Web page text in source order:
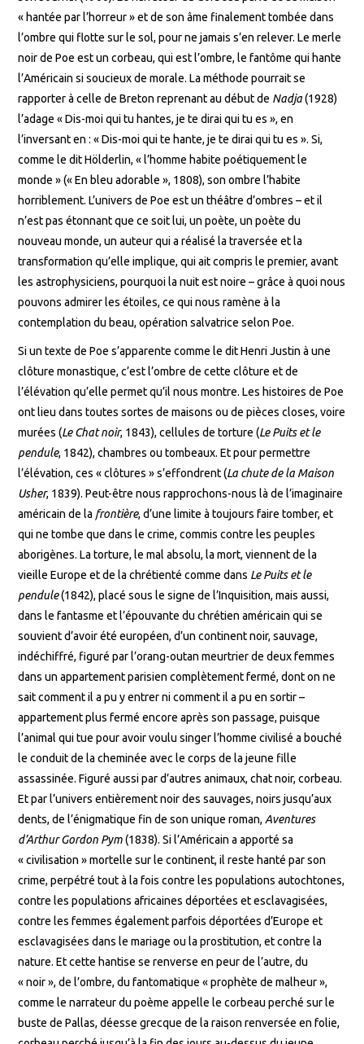
« hantée par l’horreur » et de son âme finalement tombée dans
l’ombre qui flotte sur le sol, pour ne jamais s’en relever. Le merle
noir de Poe est un corbeau, qui est l’ombre, le fantôme qui hante
l’Américain si soucieux de morale. La méthode pourrait se
rapporter à celle de Breton reprenant au début de Nadja(1928)
l’adage « Dis-moi qui tu hantes, je te dirai qui tu es », en
l’inversant en : « Dis-moi qui te hante, je te dirai qui tu es ». Si,
comme le dit Hölderlin, « l’homme habite poétiquement le
monde » (« En bleu adorable », 1808), son ombre l’habite
horriblement. L’univers de Poe est un théâtre d’ombres – et il
n’est pas étonnant que ce soit lui, un poète, un poète du
nouveau monde, un auteur qui a réalisé la traversée et la
transformation qu’elle implique, qui ait compris le premier, avant
les astrophysiciens, pourquoi la nuit est noire – grâce à quoi nous
pouvons admirer les étoiles, ce qui nous ramène à la
contemplation du beau, opération salvatrice selon Poe.
Si un texte de Poe s’apparente comme le dit Henri Justin à une
clôture monastique, c’est l’ombre de cette clôture et de
l’élévation qu’elle permet qu’il nous montre. Les histoires de Poe
ont lieu dans toutes sortes de maisons ou de pièces closes, voire
murées (Le Chat noir, 1843), cellules de torture (Le Puits et le
pendule, 1842), chambres ou tombeaux. Et pour permettre
l’élévation, ces « clôtures » s’effondrent (La chute de la Maison
Usher, 1839). Peut-être nous rapprochons-nous là de l’imaginaire
américain de la frontière, d’une limite à toujours faire tomber, et
qui ne tombe que dans le crime, commis contre les peuples
aborigènes. La torture, le mal absolu, la mort, viennent de la
vieille Europe et de la chrétienté comme dans Le Puits et le
pendule(1842), placé sous le signe de l’Inquisition, mais aussi,
dans le fantasme et l’épouvante du chrétien américain qui se
souvient d’avoir été européen, d’un continent noir, sauvage,
indéchiffré, figuré par l’orang-outan meurtrier de deux femmes
dans un appartement parisien complètement fermé, dont on ne
sait comment il a pu y entrer ni comment il a pu en sortir –
appartement plus fermé encore après son passage, puisque
l’animal qui tue pour avoir voulu singer l’homme civilisé a bouché
le conduit de la cheminée avec le corps de la jeune fille
assassinée. Figuré aussi par d’autres animaux, chat noir, corbeau.
Et par l’univers entièrement noir des sauvages, noirs jusqu’aux
dents, de l’énigmatique fin de son unique roman, Aventures
d’Arthur Gordon Pym(1838). Si l’Américain a apporté sa
« civilisation » mortelle sur le continent, il reste hanté par son
crime, perpétré tout à la fois contre les populations autochtones,
contre les populations africaines déportées et esclavagisées,
contre les femmes également parfois déportées d’Europe et
esclavagisées dans le mariage ou la prostitution, et contre la
nature. Et cette hantise se renverse en peur de l’autre, du
« noir », de l’ombre, du fantomatique « prophète de malheur »,
comme le narrateur du poème appelle le corbeau perché sur le
buste de Pallas, déesse grecque de la raison renversée en folie,